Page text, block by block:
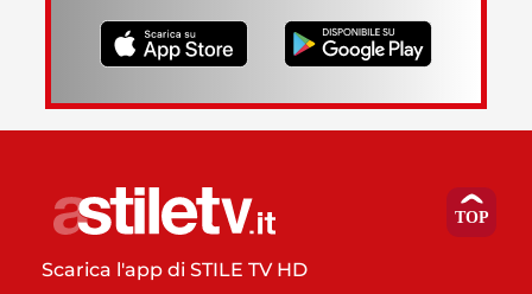
Scarica l'app di STILE TV HD